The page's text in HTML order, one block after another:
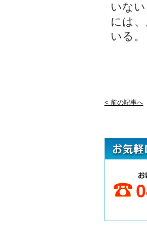
いな
には
いる。
< 前の記事へ